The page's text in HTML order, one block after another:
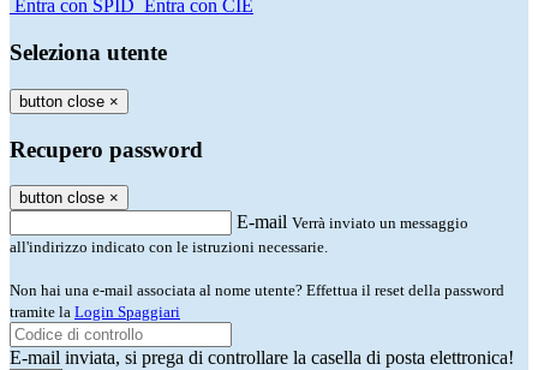
Entra con SPID Entra con CIE
Seleziona utente
button close ×
Recupero password
button close ×
E-mail Verrà inviato un messaggio
all'indirizzo indicato con le istruzioni necessarie.
Non hai una e-mail associata al nome utente? Effettua il reset della password
tramite la Login Spaggiari
E-mail inviata, si prega di controllare la casella di posta elettronica!